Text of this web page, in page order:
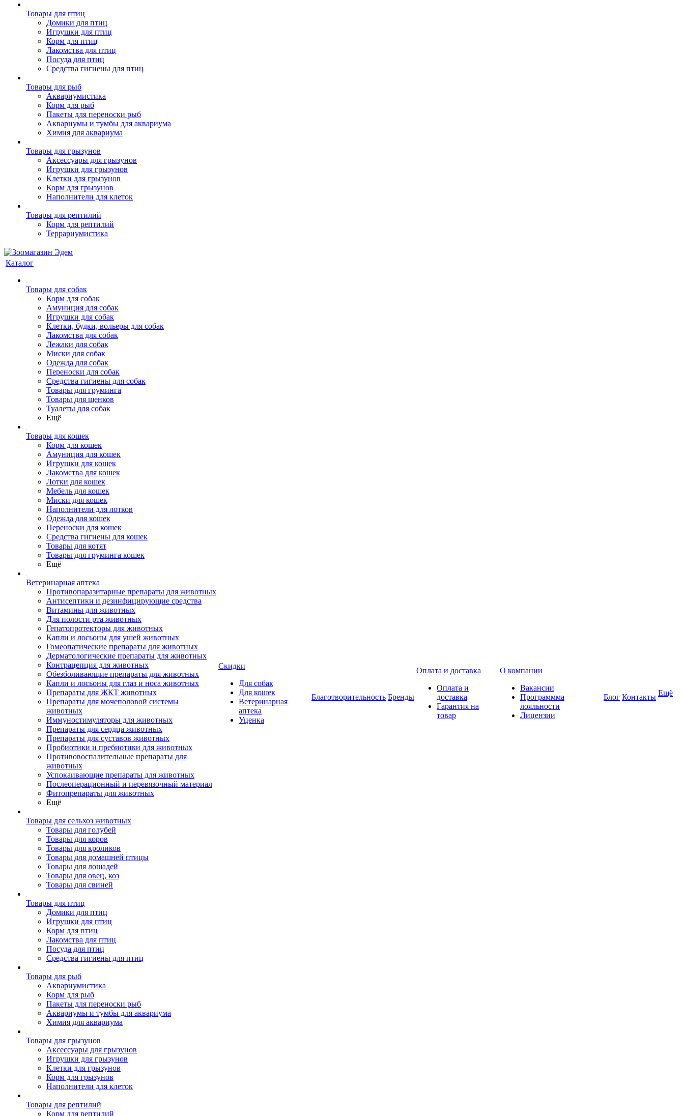
Товары для птиц
Домики для птиц
Игрушки для птиц
Корм для птиц
Лакомства для птиц
Посуда для птиц
Средства гигиены для птиц
Товары для рыб
Аквариумистика
Корм для рыб
Пакеты для переноски рыб
Аквариумы и тумбы для аквариума
Химия для аквариума
Товары для грызунов
Аксессуары для грызунов
Игрушки для грызунов
Клетки для грызунов
Корм для грызунов
Наполнители для клеток
Товары для рептилий
Корм для рептилий
Террариумистика
Каталог
Товары для собак
Корм для собак
Амуниция для собак
Игрушки для собак
Клетки, будки, вольеры для собак
Лакомства для собак
Лежаки для собак
Миски для собак
Одежда для собак
Переноски для собак
Средства гигиены для собак
Товары для груминга
Товары для щенков
Туалеты для собак
Ещё
Товары для кошек
Корм для кошек
Амуниция для кошек
Игрушки для кошек
Лакомства для кошек
Лотки для кошек
Мебель для кошек
Миски для кошек
Наполнители для лотков
Одежда для кошек
Переноски для кошек
Средства гигиены для кошек
Товары для котят
Товары для груминга кошек
Ещё
Ветеринарная аптека
Противопаразитарные препараты для животных
Антисептики и дезинфицирующие средства
Витамины для животных
Для полости рта животных
Гепатопротекторы для животных
Капли и лосьоны для ушей животных
Гомеопатические препараты для животных
Дерматологические препараты для животных
Контрацепция для животных
Обезболивающие препараты для животных
Капли и лосьоны для глаз и носа животных
Препараты для ЖКТ животных
Препараты для мочеполовой системы
животных
Иммуностимуляторы для животных
Препараты для сердца животных
Препараты для суставов животных
Пробиотики и пребиотики для животных
Противовоспалительные препараты для
животных
Успокаивающие препараты для животных
Послеоперационный и перевязочный материал
Фитопрепараты для животных
Ещё
Товары для сельхоз животных
Товары для голубей
Товары для коров
Товары для кроликов
Товары для домашней птицы
Товары для лошадей
Товары для овец, коз
Товары для свиней
Товары для птиц
Домики для птиц
Игрушки для птиц
Корм для птиц
Лакомства для птиц
Посуда для птиц
Средства гигиены для птиц
Товары для рыб
Аквариумистика
Корм для рыб
Пакеты для переноски рыб
Аквариумы и тумбы для аквариума
Химия для аквариума
Товары для грызунов
Аксессуары для грызунов
Игрушки для грызунов
Клетки для грызунов
Корм для грызунов
Наполнители для клеток
Товары для рептилий
Корм для рептилий
Скидки
Для собак
Для кошек
Ветеринарная
аптека
Уценка
Благотворительность Бренды
Оплата и доставка
Оплата и
доставка
Гарантия на
товар
О компании
Вакансии
Программма
лояльности
Лицензии
Блог Контакты Ещё